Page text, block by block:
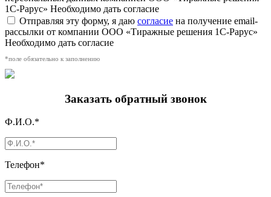
1С-Рарус» Необходимо дать согласие
Отправляя эту форму, я даю согласие на получение email-
рассылки от компании ООО «Тиражные решения 1С-Рарус»
Необходимо дать согласие
*поле обязательно к заполнению
Заказать обратный звонок
Ф.И.О.*
Телефон*